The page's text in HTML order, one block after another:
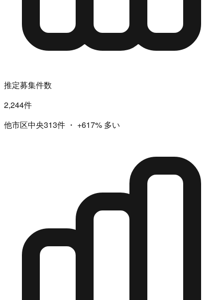
推定募集件数
2,244件
他市区中央313件 ・ +617% 多い